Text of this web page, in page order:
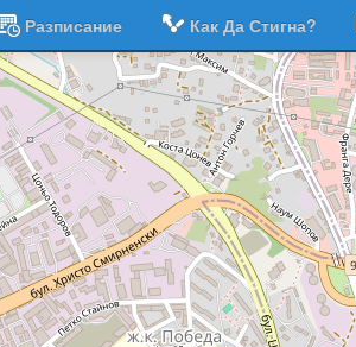
Разписание Как Да Стигна?